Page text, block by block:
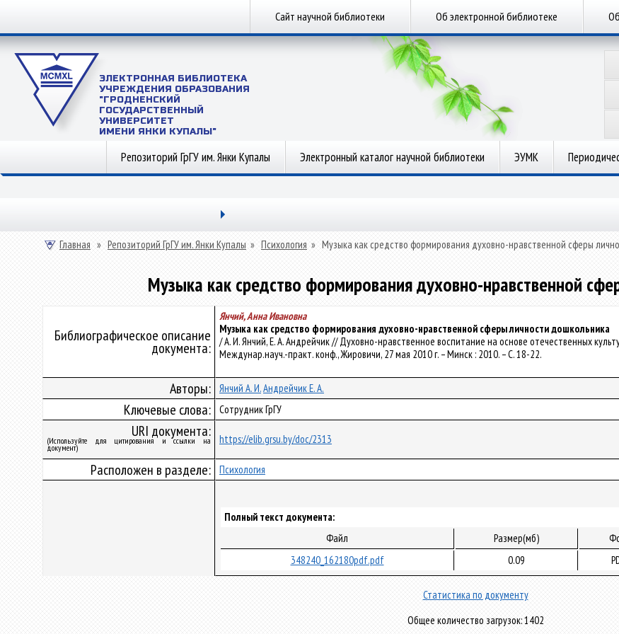
Сайт научной библиотеки Об электронной библиотеке
ЭЛЕКТРОННАЯ БИБЛИОТЕКА
УЧРЕЖДЕНИЯ ОБРАЗОВАНИЯ
"ГРОДНЕНСКИЙ
ГОСУДАРСТВЕННЫЙ
УНИВЕРСИТЕТ
ИМЕНИ ЯНКИ КУПАЛЫ"
Репозиторий ГрГУ им. Янки Купалы Электронный каталог научной библиотеки ЭУМК
Главная » Репозиторий ГрГУ им. Янки Купалы » Психология » Музыка как средство формирования духовно-нравственной сферы
Музыка как средство формирования духовно-нравственной
Библиографическое описание
документа:
Янчий, Анна Ивановна
Музыка как средство формирования духовно-нравственной сферы личности дошкольника
/ А. И. Янчий, Е. А. Андрейчик // Духовно-нравственное воспитание на основе отечественных
Междунар.науч.-практ. конф., Жировичи, 27 мая 2010 г. – Минск : 2010. – С. 18-22.
Авторы: Янчий А. И.Андрейчик Е. А.
Ключевые слова: Сотрудник ГрГУ
URI документа:
(Используйте для цитирования и ссылки на
документ)
https://elib.grsu.by/doc/2313
Расположен в разделе: Психология
Полный текст документа:
Файл
Размер(мб)
348240_162180pdf.pdf
0.09
Статистика по документу
Общее количество загрузок: 1402